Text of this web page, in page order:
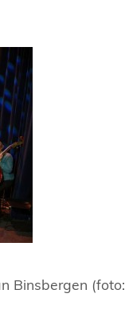
Binsbergen (foto: